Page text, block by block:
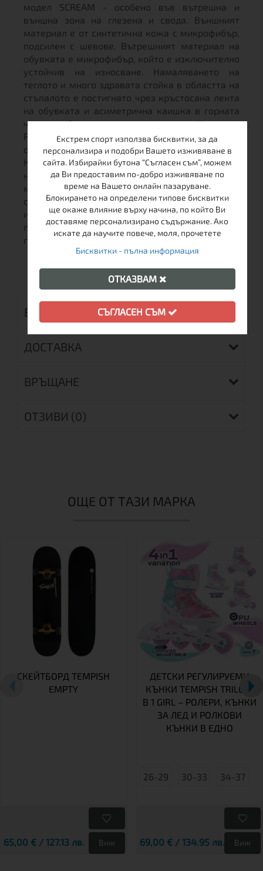
модел SCREAM - особено във вътрешна и
външна зона на глезена и свода. Външният
материал е от синтетична кожа с микрофибър,
подсилен с шевове. Вътрешният материал на
обувката е микрофибър, който е изключително
устойчив на износване. Намаляването на
теглото и много здравата стойка в областта на
стъпалото е постигнато чрез кръстосана лента
на обувката и асиметрична каишка в горната
част на обувката с микро катарама. Колелата
RUN 20S са специално предназначени за
обучение и скоростно пързаляне.
Конструкцията на ядрото им позволява високо
натоварване и дългосрочно натоварване, PU
материалът има изключително ниско
съпротивление при търкаляне и висока
износоустойчивост. Твърдостта 90A е
предназначена за гладки повърхности, без
грапавини с фина структура.
ВИДЕО
ДОСТАВКА
ВРЪЩАНЕ
ОТЗИВИ (0)
ОЩЕ ОТ ТАЗИ МАРКА
СКЕЙТБОРД TEMPISH
EMPTY
65,00 € / 127.13 лв. Виж
ДЕТСКИ РЕГУЛИРУЕМИ
КЪНКИ TEMPISH TRILO 4
В 1 GIRL – РОЛЕРИ, КЪНКИ
ЗА ЛЕД И РОЛКОВИ
КЪНКИ В ЕДНО
26-29 30-33 34-37
69,00 € / 134.95 лв. Виж
Екстрем спорт използва бисквитки, за да
персонализира и подобри Вашето изживяване в
сайта. Избирайки бутона “Съгласен съм”, можем
да Ви предоставим по-добро изживяване по
време на Вашето онлайн пазаруване.
Блокирането на определени типове бисквитки
ще окаже влияние върху начина, по който Ви
доставяме персонализирано съдържание. Ако
искате да научите повече, моля, прочетете
Бисквитки - пълна информация
ОТКАЗВАМ
СЪГЛАСЕН СЪМ